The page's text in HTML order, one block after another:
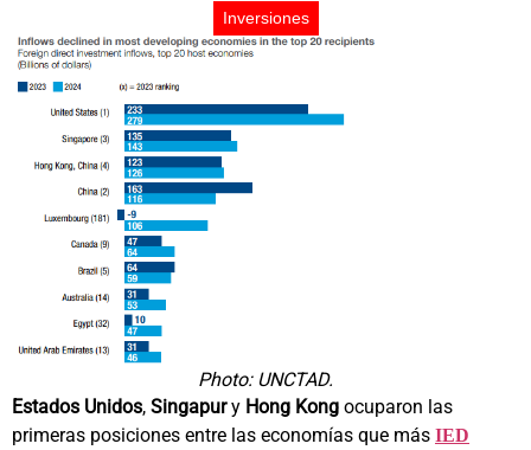
Inversiones
Photo: UNCTAD.
Estados Unidos, Singapury Hong Kong ocuparon las
primeras posiciones entre las economías que más IED